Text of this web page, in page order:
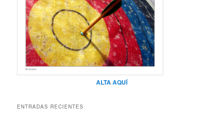
ALTA AQUÍ
ENTRADAS RECIENTES